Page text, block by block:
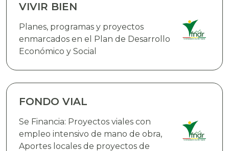
VIVIR BIEN
Planes, programas y proyectos
enmarcados en el Plan de Desarrollo
Económico y Social
FONDO VIAL
Se Financia: Proyectos viales con
empleo intensivo de mano de obra,
Aportes locales de proyectos de